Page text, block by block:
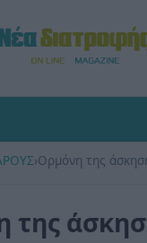
›Ορμόνη της
της